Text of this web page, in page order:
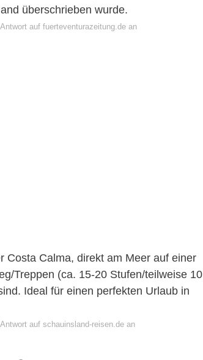
überschrieben wurde.
auf fuerteventurazeitung.de an
Costa Calma, direkt am Meer auf einer
Treppen (ca. 15-20 Stufen/teilweise 10
Ideal für einen perfekten Urlaub in
auf schauinsland-reisen.de an